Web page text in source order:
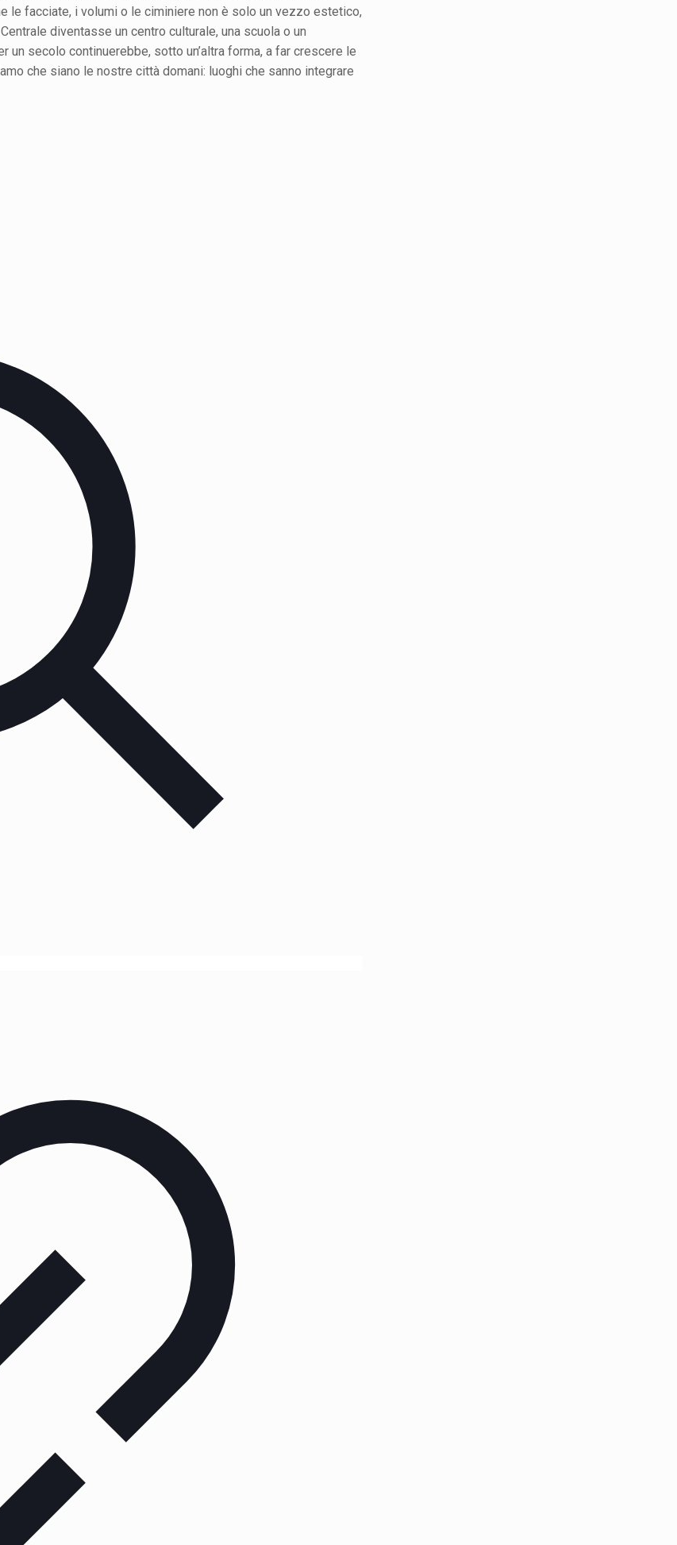
le facciate, i volumi o le ciminiere non è solo un vezzo estetico,
diventasse un centro culturale, una scuola o un
un secolo continuerebbe, sotto un’altra forma, a far crescere le
che siano le nostre città domani: luoghi che sanno integrare